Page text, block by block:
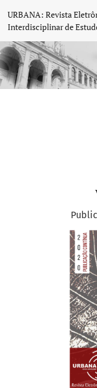
URBANA:
URBANA: Revista
Interdisciplinar de